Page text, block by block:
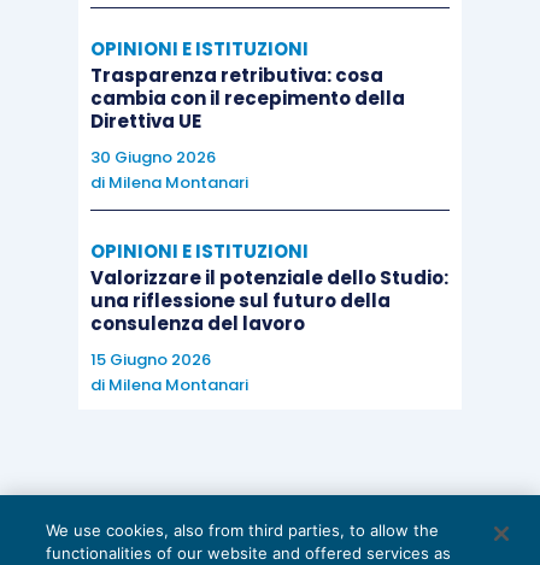
OPINIONI E ISTITUZIONI
Trasparenza retributiva: cosa
cambia con il recepimento della
Direttiva UE
30 Giugno 2026
di Milena Montanari
OPINIONI E ISTITUZIONI
Valorizzare il potenziale dello Studio:
una riflessione sul futuro della
consulenza del lavoro
15 Giugno 2026
di Milena Montanari
We use cookies, also from third parties, to allow the
functionalities of our website and offered services as